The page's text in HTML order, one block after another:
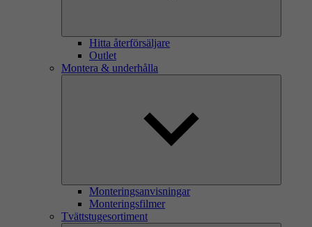
Hitta återförsäljare
Outlet
Montera & underhålla
Monteringsanvisningar
Monteringsfilmer
Tvättstugesortiment